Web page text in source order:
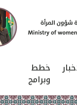
خطط
وبرامج